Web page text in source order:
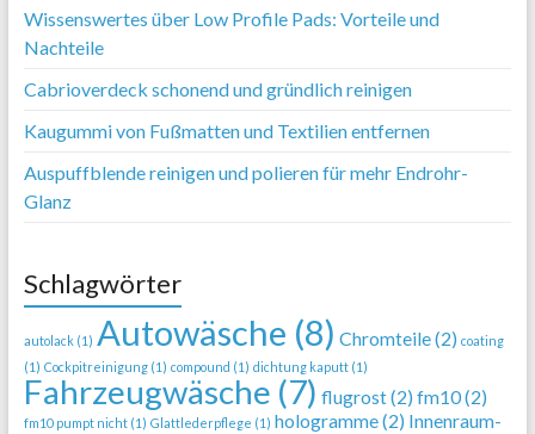
Wissenswertes über Low Profile Pads: Vorteile und
Nachteile
Cabrioverdeck schonend und gründlich reinigen
Kaugummi von Fußmatten und Textilien entfernen
Auspuffblende reinigen und polieren für mehr Endrohr-
Glanz
Schlagwörter
autolack(1) Autowäsche (8) Chromteile(2) coating
(1) Cockpitreinigung(1) compound (1) dichtung kaputt(1)
Fahrzeugwäsche (7) flugrost(2) fm10(2)
fm10 pumpt nicht(1) Glattlederpflege (1) hologramme(2) Innenraum-